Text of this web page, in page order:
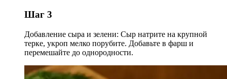
Шаг 3
Добавление сыра и зелени: Сыр натрите на крупной
терке, укроп мелко порубите. Добавьте в фарш и
перемешайте до однородности.